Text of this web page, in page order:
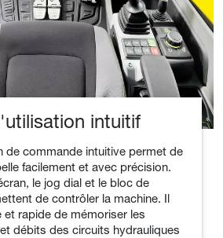
intuitif
de commande intuitive permet de
facilement et avec précision.
le jog dial et le bloc de
de contrôler la machine. Il
et rapide de mémoriser les
débits des circuits hydrauliques